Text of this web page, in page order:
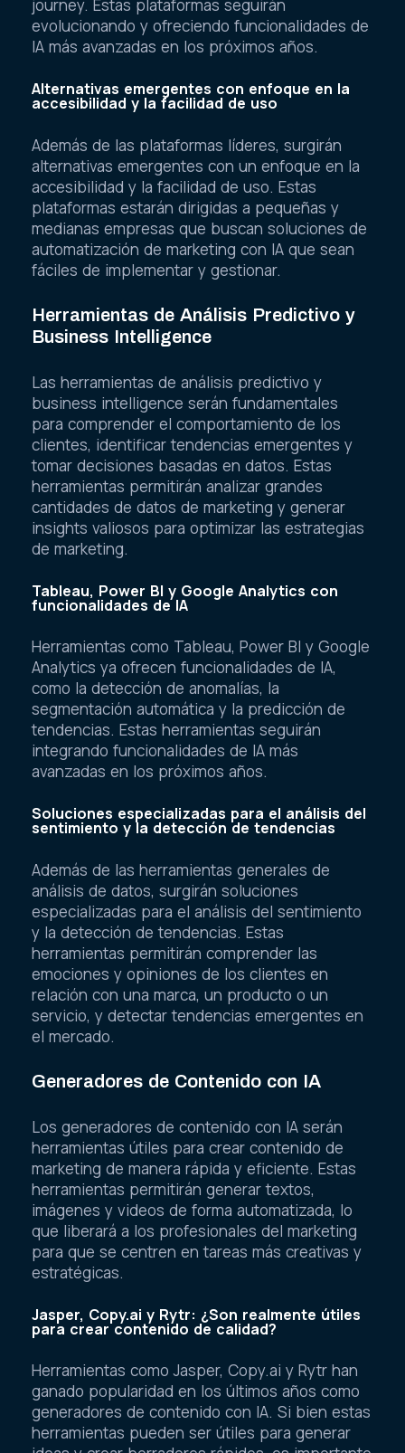
journey. Estas plataformas seguirán
evolucionando y ofreciendo funcionalidades de
IA más avanzadas en los próximos años.
Alternativas emergentes con enfoque en la
accesibilidad y la facilidad de uso
Además de las plataformas líderes, surgirán
alternativas emergentes con un enfoque en la
accesibilidad y la facilidad de uso. Estas
plataformas estarán dirigidas a pequeñas y
medianas empresas que buscan soluciones de
automatización de marketing con IA que sean
fáciles de implementar y gestionar.
Herramientas de Análisis Predictivo y
Business Intelligence
Las herramientas de análisis predictivo y
business intelligence serán fundamentales
para comprender el comportamiento de los
clientes, identificar tendencias emergentes y
tomar decisiones basadas en datos. Estas
herramientas permitirán analizar grandes
cantidades de datos de marketing y generar
insights valiosos para optimizar las estrategias
de marketing.
Tableau, Power BI y Google Analytics con
funcionalidades de IA
Herramientas como Tableau, Power BI y Google
Analytics ya ofrecen funcionalidades de IA,
como la detección de anomalías, la
segmentación automática y la predicción de
tendencias. Estas herramientas seguirán
integrando funcionalidades de IA más
avanzadas en los próximos años.
Soluciones especializadas para el análisis del
sentimiento y la detección de tendencias
Además de las herramientas generales de
análisis de datos, surgirán soluciones
especializadas para el análisis del sentimiento
y la detección de tendencias. Estas
herramientas permitirán comprender las
emociones y opiniones de los clientes en
relación con una marca, un producto o un
servicio, y detectar tendencias emergentes en
el mercado.
Generadores de Contenido con IA
Los generadores de contenido con IA serán
herramientas útiles para crear contenido de
marketing de manera rápida y eficiente. Estas
herramientas permitirán generar textos,
imágenes y videos de forma automatizada, lo
que liberará a los profesionales del marketing
para que se centren en tareas más creativas y
estratégicas.
Jasper, Copy.ai y Rytr: ¿Son realmente útiles
para crear contenido de calidad?
Herramientas como Jasper, Copy.ai y Rytr han
ganado popularidad en los últimos años como
generadores de contenido con IA. Si bien estas
herramientas pueden ser útiles para generar